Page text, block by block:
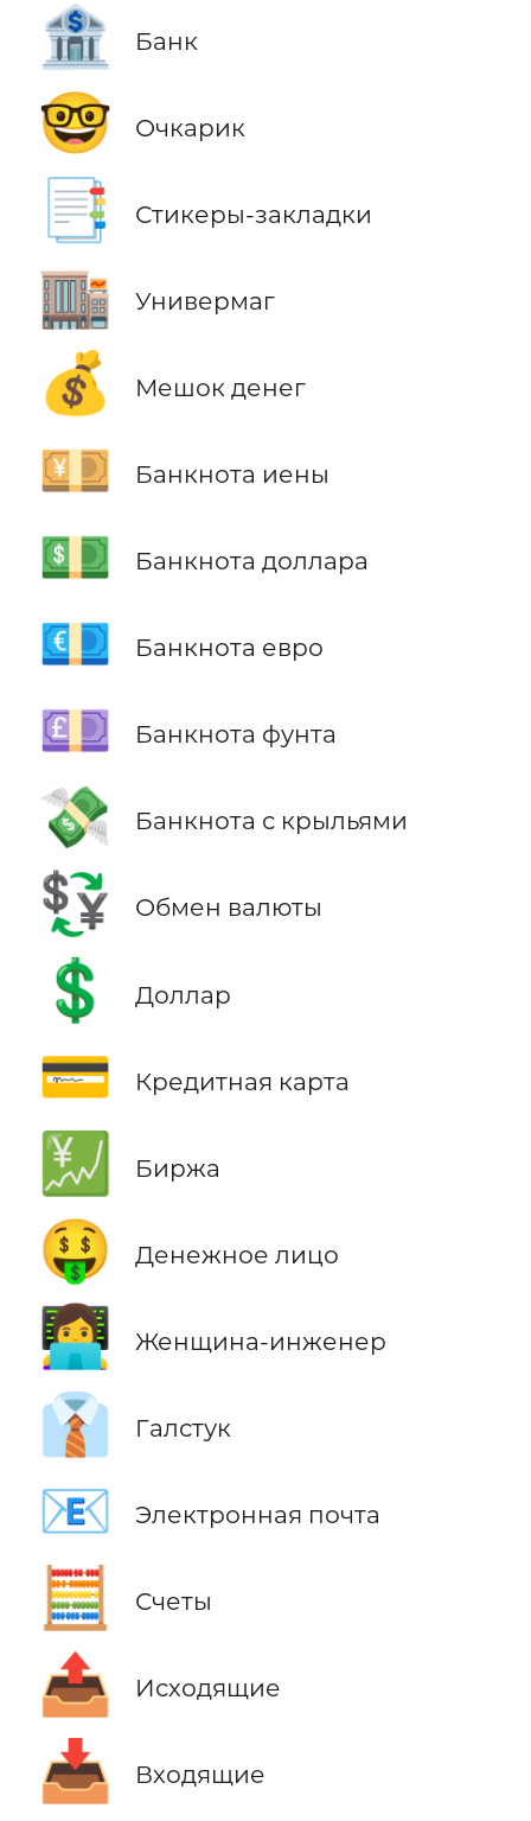
🏦 Банк
🤓 Очкарик
📑 Стикеры-закладки
🏬 Универмаг
💰 Мешок денег
💴 Банкнота иены
💵 Банкнота доллара
💶 Банкнота евро
💷 Банкнота фунта
💸 Банкнота с крыльями
💱 Обмен валюты
💲 Доллар
💳 Кредитная карта
💹 Биржа
🤑 Денежное лицо
👩‍💻 Женщина-инженер
👔 Галстук
📧 Электронная почта
🧮 Счеты
📤 Исходящие
📥 Входящие